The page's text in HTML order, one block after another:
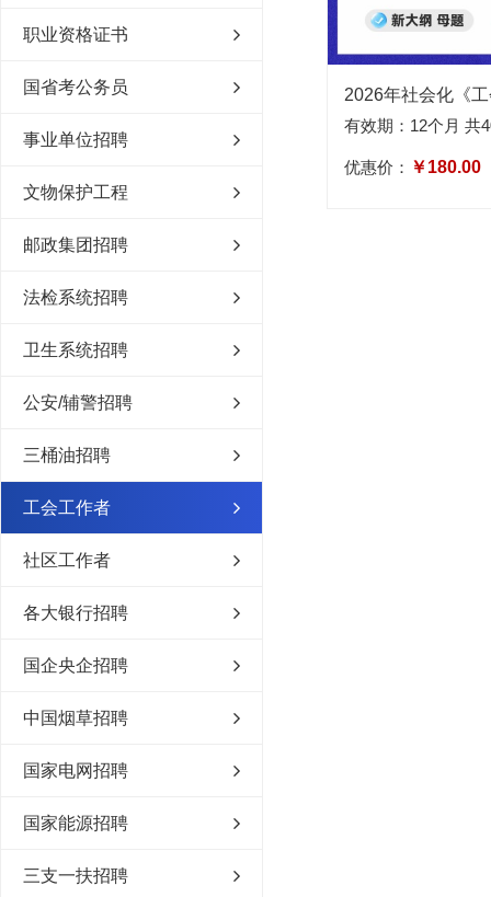
职业资格证书
国省考公务员
事业单位招聘
文物保护工程
邮政集团招聘
法检系统招聘
卫生系统招聘
公安/辅警招聘
三桶油招聘
工会工作者
社区工作者
各大银行招聘
国企央企招聘
中国烟草招聘
国家电网招聘
国家能源招聘
三支一扶招聘
有效期：12个月 共
优惠价： ￥180.00